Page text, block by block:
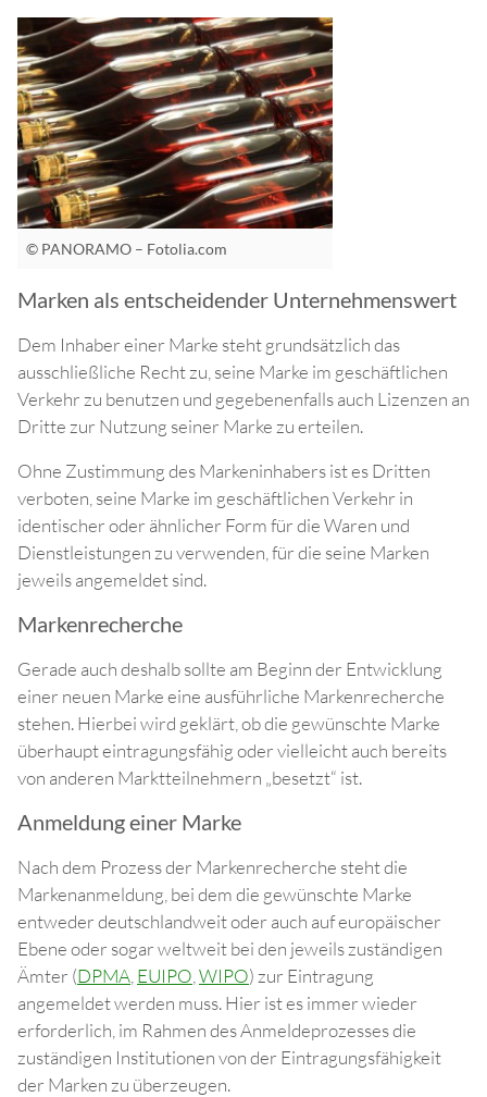
© PANORAMO – Fotolia.com
Marken als entscheidender Unternehmenswert
Dem Inhaber einer Marke steht grundsätzlich das
ausschließliche Recht zu, seine Marke im geschäftlichen
Verkehr zu benutzen und gegebenenfalls auch Lizenzen an
Dritte zur Nutzung seiner Marke zu erteilen.
Ohne Zustimmung des Markeninhabers ist es Dritten
verboten, seine Marke im geschäftlichen Verkehr in
identischer oder ähnlicher Form für die Waren und
Dienstleistungen zu verwenden, für die seine Marken
jeweils angemeldet sind.
Markenrecherche
Gerade auch deshalb sollte am Beginn der Entwicklung
einer neuen Marke eine ausführliche Markenrecherche
stehen. Hierbei wird geklärt, ob die gewünschte Marke
überhaupt eintragungsfähig oder vielleicht auch bereits
von anderen Marktteilnehmern „besetzt“ ist.
Anmeldung einer Marke
Nach dem Prozess der Markenrecherche steht die
Markenanmeldung, bei dem die gewünschte Marke
entweder deutschlandweit oder auch auf europäischer
Ebene oder sogar weltweit bei den jeweils zuständigen
Ämter (DPMA EUIPO WIPO) zur Eintragung
angemeldet werden muss. Hier ist es immer wieder
erforderlich, im Rahmen des Anmeldeprozesses die
zuständigen Institutionen von der Eintragungsfähigkeit
der Marken zu überzeugen.